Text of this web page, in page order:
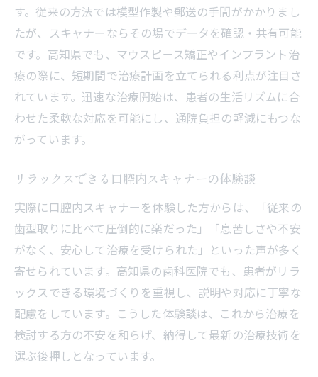
す。従来の方法では模型作製や郵送の手間がかかりまし
たが、スキャナーならその場でデータを確認・共有可能
です。高知県でも、マウスピース矯正やインプラント治
療の際に、短期間で治療計画を立てられる利点が注目さ
れています。迅速な治療開始は、患者の生活リズムに合
わせた柔軟な対応を可能にし、通院負担の軽減にもつな
がっています。
リラックスできる口腔内スキャナーの体験談
実際に口腔内スキャナーを体験した方からは、「従来の
歯型取りに比べて圧倒的に楽だった」「息苦しさや不安
がなく、安心して治療を受けられた」といった声が多く
寄せられています。高知県の歯科医院でも、患者がリラ
ックスできる環境づくりを重視し、説明や対応に丁寧な
配慮をしています。こうした体験談は、これから治療を
検討する方の不安を和らげ、納得して最新の治療技術を
選ぶ後押しとなっています。